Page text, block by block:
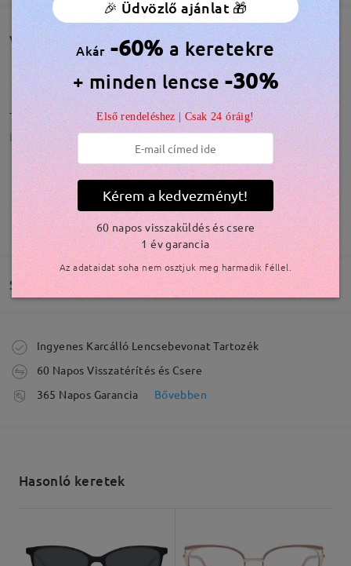
Modellinformáció
Vásárlói vélemények(219)
Tutto perfetto. Molto belli
by Anto on Jul 30 , 2026
So cute I ordered in black as well!!
by Gabby on Jul 29 , 2026
Olvassa el az összes
TOVÁBBIAK MEGJELENÍTÉSE
Szállítás
Megrendelés leadva
feldolgozási idő
Ingyenes Karcálló Lencsebevonat Tartozék
60 Napos Visszatérítés és Csere
365 Napos Garancia
Bővebben
Hasonló keretek
🎉 Üdvözlő ajánlat 🎁
Akár -60% a keretekre
+ minden lencse -30%
Első rendeléshez | Csak 24 óráig!
Kérem a kedvezményt!
60 napos visszaküldés és csere
1 év garancia
Az adataidat soha nem osztjuk meg harmadik féllel.